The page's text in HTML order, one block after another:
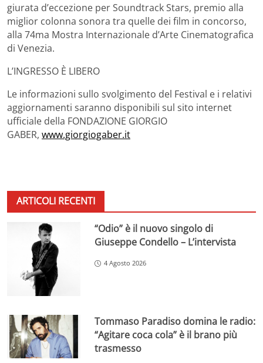
giurata d’eccezione per Soundtrack Stars, premio alla
miglior colonna sonora tra quelle dei film in concorso,
alla 74ma Mostra Internazionale d’Arte Cinematografica
di Venezia.
L’INGRESSO È LIBERO
Le informazioni sullo svolgimento del Festival e i relativi
aggiornamenti saranno disponibili sul sito internet
ufficiale della FONDAZIONE GIORGIO
GABER, www.giorgiogaber.it
ARTICOLI RECENTI
“Odio” è il nuovo singolo di
Giuseppe Condello – L’intervista
4 Agosto 2026
Tommaso Paradiso domina le radio:
“Agitare coca cola” è il brano più
trasmesso